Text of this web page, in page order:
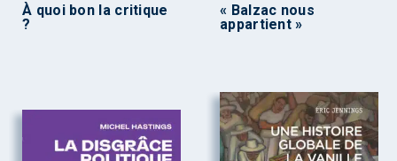
À quoi bon la critique
?
« Balzac nous
appartient »